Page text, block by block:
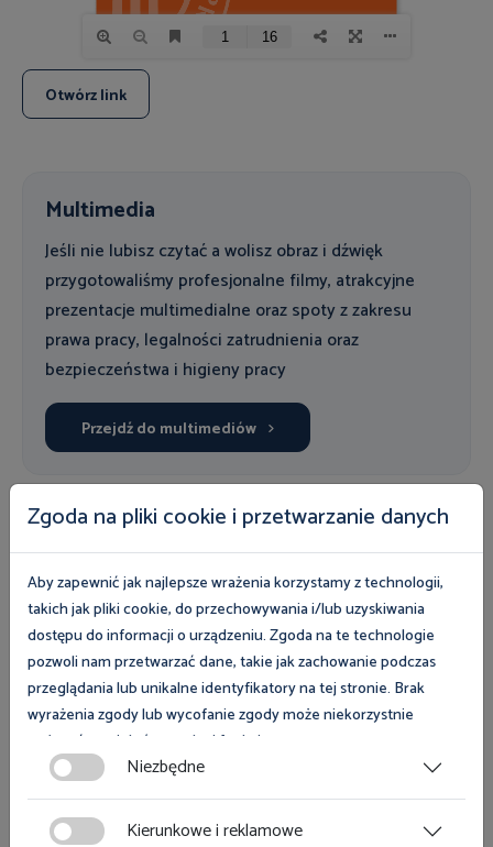
Otwórz link
Multimedia
Jeśli nie lubisz czytać a wolisz obraz i dźwięk
przygotowaliśmy profesjonalne filmy, atrakcyjne
prezentacje multimedialne oraz spoty z zakresu
prawa pracy, legalności zatrudnienia oraz
bezpieczeństwa i higieny pracy
Przejdź do multimediów
Nasza oferta
Uczestnicy programów i kampanii mogą wziąć udział
w bezpłatnych szkoleniach, skorzystać z eksperckiej
wiedzy inspektorów pracy oraz fachowych
poradników, list kontrolnych i pozostałych
publikacji. Zapoznaj się z naszą bezpłatną ofertą i
wybierz wsparcie dla siebie.
Przejdź do naszej oferty
Zgoda na pliki cookie i przetwarzanie danych
Aby zapewnić jak najlepsze wrażenia korzystamy z technologii,
takich jak pliki cookie, do przechowywania i/lub uzyskiwania
dostępu do informacji o urządzeniu. Zgoda na te technologie
pozwoli nam przetwarzać dane, takie jak zachowanie podczas
przeglądania lub unikalne identyfikatory na tej stronie. Brak
wyrażenia zgody lub wycofanie zgody może niekorzystnie
wpłynąć na niektóre cechy i funkcje.
Zgoda na pliki cookies jest dobrowolna i można ją wycofać lub
zmodyfikować w dowolnym momencie klikając w przycisk
Niezbędne
Kierunkowe i reklamowe